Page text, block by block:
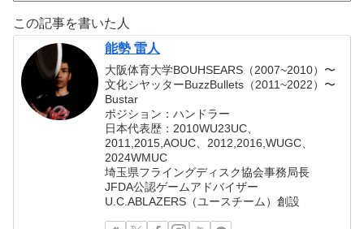
この記事を書いた人
能勢 雷人
大阪体育大学BOUHSEARS（2007~2010）〜
文化シヤッターBuzzBullets（2011~2022）〜
Bustar
ポジション：ハンドラー
日本代表歴：2010WU23UC、
2011,2015,AOUC、2012,2016,WUGC、
2024WMUC
埼玉県フライングディスク協会事務局長
JFDA公認ゲームアドバイザー
U.C.ABLAZERS（ユースチーム）創設